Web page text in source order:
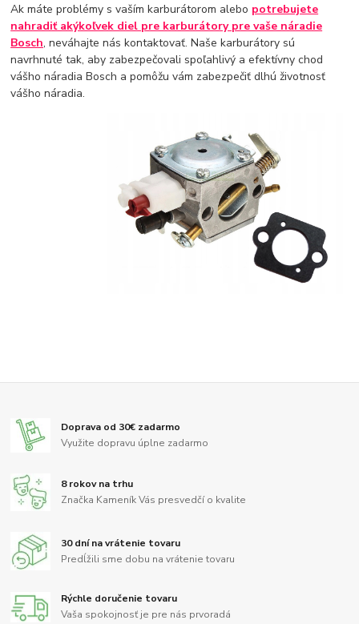
Ak máte problémy s vaším karburátorom alebo potrebujete
nahradiť akýkoľvek diel pre karburátory pre vaše náradie
Bosch, neváhajte nás kontaktovať. Naše karburátory sú
navrhnuté tak, aby zabezpečovali spoľahlivý a efektívny chod
vášho náradia Bosch a pomôžu vám zabezpečiť dlhú životnosť
vášho náradia.
Doprava od 30€ zadarmo
Využite dopravu úplne zadarmo
8 rokov na trhu
Značka Kameník Vás presvedčí o kvalite
30 dní na vrátenie tovaru
Predĺžili sme dobu na vrátenie tovaru
Rýchle doručenie tovaru
Vaša spokojnosť je pre nás prvoradá